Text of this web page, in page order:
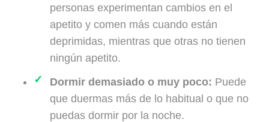
personas experimentan cambios en el
apetito y comen más cuando están
deprimidas, mientras que otras no tienen
ningún apetito.
Dormir demasiado o muy poco: Puede
que duermas más de lo habitual o que no
puedas dormir por la noche.